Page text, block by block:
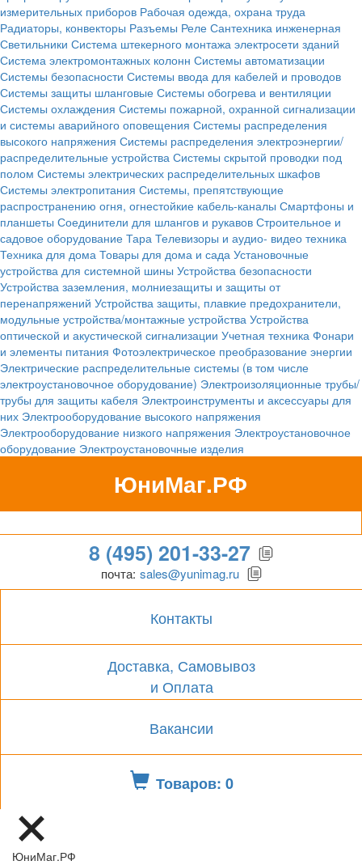
измерительных приборов Рабочая одежда, охрана труда
Радиаторы, конвекторы Разъемы Реле Сантехника инженерная
Светильники Система штекерного монтажа электросети зданий
Система электромонтажных колонн Системы автоматизации
Системы безопасности Системы ввода для кабелей и проводов
Системы защиты шланговые Системы обогрева и вентиляции
Системы охлаждения Системы пожарной, охранной сигнализации
и системы аварийного оповещения Системы распределения
высокого напряжения Системы распределения электроэнергии/
распределительные устройства Системы скрытой проводки под
полом Системы электрических распределительных шкафов
Системы электропитания Системы, препятствующие
распространению огня, огнестойкие кабель-каналы Смартфоны и
планшеты Соединители для шлангов и рукавов Строительное и
садовое оборудование Тара Телевизоры и аудио- видео техника
Техника для дома Товары для дома и сада Установочные
устройства для системной шины Устройства безопасности
Устройства заземления, молниезащиты и защиты от
перенапряжений Устройства защиты, плавкие предохранители,
модульные устройства/монтажные устройства Устройства
оптической и акустической сигнализации Учетная техника Фонари
и элементы питания Фотоэлектрическое преобразование энергии
Электрические распределительные системы (в том числе
электроустановочное оборудование) Электроизоляционные трубы/
трубы для защиты кабеля Электроинструменты и аксессуары для
них Электрооборудование высокого напряжения
Электрооборудование низкого напряжения Электроустановочное
оборудование Электроустановочные изделия
ЮниМаг.РФ
Гипермаркет для бизнеса
8 (495) 201-33-27
почта: sales@yunimag.ru
Контакты
Доставка, Самовывоз
и Оплата
Вакансии
Товаров: 0
ЮниМаг.РФ